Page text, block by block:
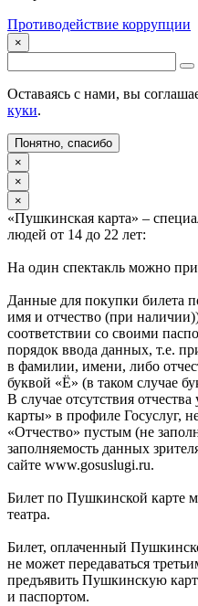
Противодействие коррупции
×
Оставаясь с нами, вы
куки.
Понятно, спасибо
×
×
×
«Пушкинская карта» –
людей от 14 до 22 лет:
На один спектакль можно
Данные для покупки билета
имя и отчество (при
соответствии со своими
порядок ввода данных, т.е.
в фамилии, имени, либо
буквой «Ё» (в таком случае
В случае отсутствия
карты» в профиле Госуслуг,
«Отчество» пустым (не
заполняемость данных
сайте www.gosuslugi.ru.
Билет по Пушкинской карте
театра.
Билет, оплаченный
не может передаваться
предъявить Пушкинскую
и паспортом.